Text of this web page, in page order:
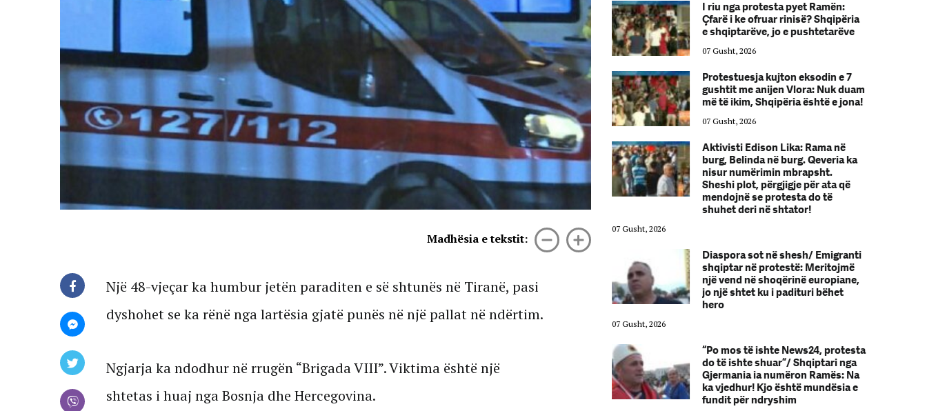
Madhësia e tekstit:
Një 48-vjeçar ka humbur jetën paraditen e së shtunës në Tiranë, pasi
dyshohet se ka rënë nga lartësia gjatë punës në një pallat në ndërtim.
Ngjarja ka ndodhur në rrugën “Brigada VIII”. Viktima është një
shtetas i huaj nga Bosnja dhe Hercegovina.
I riu nga protesta pyet Ramën:
Çfarë i ke ofruar rinisë? Shqipëria
e shqiptarëve, jo e pushtetarëve
07 Gusht, 2026
Protestuesja kujton eksodin e 7
gushtit me anijen Vlora: Nuk duam
më të ikim, Shqipëria është e jona!
07 Gusht, 2026
Aktivisti Edison Lika: Rama në
burg, Belinda në burg. Qeveria ka
nisur numërimin mbrapsht.
Sheshi plot, përgjigje për ata që
mendojnë se protesta do të
shuhet deri në shtator!
Diaspora sot në shesh/ Emigranti
një vend në shoqërinë europiane,
jo një shtet ku i padituri bëhet
do të ishte shuar”/ Shqiptari nga
Gjermania ia numëron Ramës: Na
I riu nga protesta pyet Ramën:
Çfarë i ke ofruar rinisë? Shqipëria
e shqiptarëve, jo e pushtetarëve
07 Gusht, 2026
Protestuesja kujton eksodin e 7
gushtit me anijen Vlora: Nuk duam
më të ikim, Shqipëria është e jona!
07 Gusht, 2026
Aktivisti Edison Lika: Rama në
burg, Belinda në burg. Qeveria ka
nisur numërimin mbrapsht.
Sheshi plot, përgjigje për ata që
mendojnë se protesta do të
shuhet deri në shtator!
07 Gusht, 2026
Diaspora sot në shesh/ Emigranti
shqiptar në protestë: Meritojmë
një vend në shoqërinë europiane,
jo një shtet ku i padituri bëhet
hero
07 Gusht, 2026
“Po mos të ishte News24, protesta
do të ishte shuar”/ Shqiptari nga
Gjermania ia numëron Ramës: Na
ka vjedhur! Kjo është mundësia e
fundit për ndryshim